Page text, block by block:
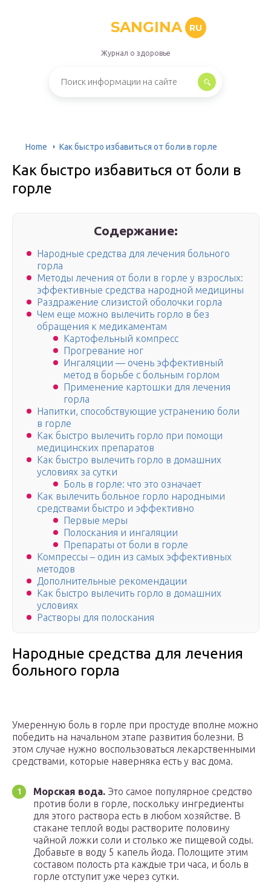
SANGINA RU
Журнал о здоровье
Home Как быстро избавиться от боли в горле
Как быстро избавиться от боли в
горле
Содержание:
Народные средства для лечения больного
горла
Методы лечения от боли в горле у взрослых:
эффективные средства народной медицины
Раздражение слизистой оболочки горла
Чем еще можно вылечить горло в без
обращения к медикаментам
Картофельный компресс
Прогревание ног
Ингаляции — очень эффективный
метод в борьбе с больным горлом
Применение картошки для лечения
горла
Напитки, способствующие устранению боли
в горле
Как быстро вылечить горло при помощи
медицинских препаратов
Как быстро вылечить горло в домашних
условиях за сутки
Боль в горле: что это означает
Как вылечить больное горло народными
средствами быстро и эффективно
Первые меры
Полоскания и ингаляции
Препараты от боли в горле
Компрессы – один из самых эффективных
методов
Дополнительные рекомендации
Как быстро вылечить горло в домашних
условиях
Растворы для полоскания
Народные средства для лечения
больного горла
Умеренную боль в горле при простуде вполне можно
победить на начальном этапе развития болезни. В
этом случае нужно воспользоваться лекарственными
средствами, которые наверняка есть у вас дома.
Морская вода. Это самое популярное средство
против боли в горле, поскольку ингредиенты
для этого раствора есть в любом хозяйстве. В
стакане теплой воды растворите половину
чайной ложки соли и столько же пищевой соды.
Добавьте в воду 5 капель йода. Полощите этим
составом полость рта каждые три часа, и боль в
горле отступит уже через сутки.